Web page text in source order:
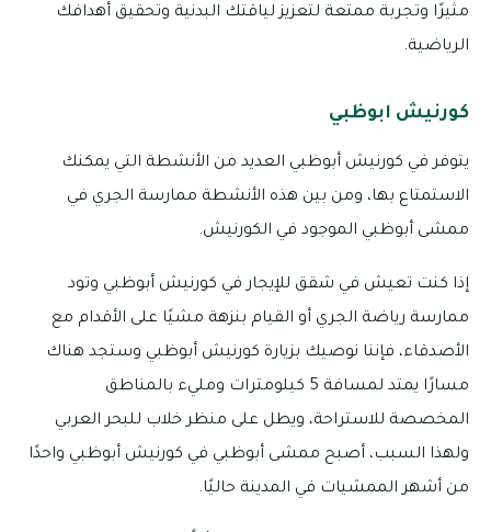
مثيرًا وتجربة ممتعة لتعزيز لياقتك البدنية وتحقيق أهدافك
الرياضية.
كورنيش ابوظبي
يتوفر في كورنيش أبوظبي العديد من الأنشطة التي يمكنك
الاستمتاع بها، ومن بين هذه الأنشطة ممارسة الجري في
ممشى أبوظبي الموجود في الكورنيش.
إذا كنت تعيش في شقق للإيجار في كورنيش أبوظبي وتود
ممارسة رياضة الجري أو القيام بنزهة مشيًا على الأقدام مع
الأصدقاء، فإننا نوصيك بزيارة كورنيش أبوظبي وستجد هناك
مسارًا يمتد لمسافة 5 كيلومترات ومليء بالمناطق
المخصصة للاستراحة، ويطل على منظر خلاب للبحر العربي
ولهذا السبب، أصبح ممشى أبوظبي في كورنيش أبوظبي واحدًا
من أشهر الممشيات في المدينة حاليًا.